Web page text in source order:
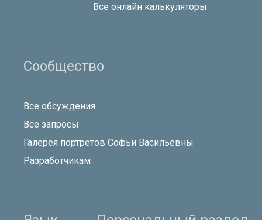
Все онлайн калькуляторы
Сообщество
Все обсуждения
Все запросы
Галерея портретов Софьи Васильевны
Разработчикам